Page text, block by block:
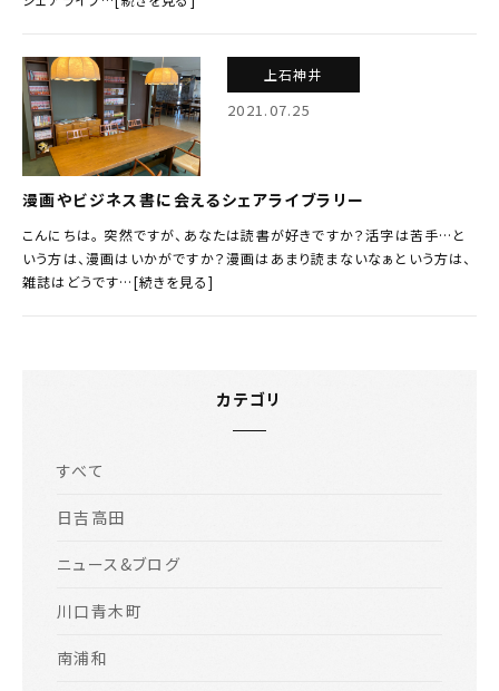
上石神井
2021.07.25
漫画やビジネス書に会えるシェアライブラリー
こんにちは。 突然ですが、あなたは読書が好きですか？活字は苦手…と
いう方は、漫画はいかがですか？漫画はあまり読まないなぁという方は、
雑誌はどうです…[続きを見る]
カテゴリ
すべて
日吉高田
ニュース&ブログ
川口青木町
南浦和